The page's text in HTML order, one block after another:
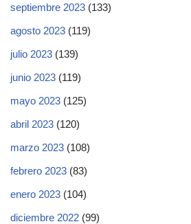
septiembre 2023 (133)
agosto 2023 (119)
julio 2023 (139)
junio 2023 (119)
mayo 2023 (125)
abril 2023 (120)
marzo 2023 (108)
febrero 2023 (83)
enero 2023 (104)
diciembre 2022 (99)